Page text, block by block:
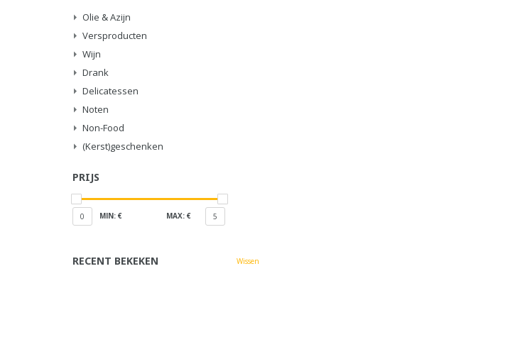
Olie & Azijn
Versproducten
Wijn
Drank
Delicatessen
Noten
Non-Food
(Kerst)geschenken
PRIJS
0 MIN: € MAX: € 5
RECENT BEKEKEN Wissen